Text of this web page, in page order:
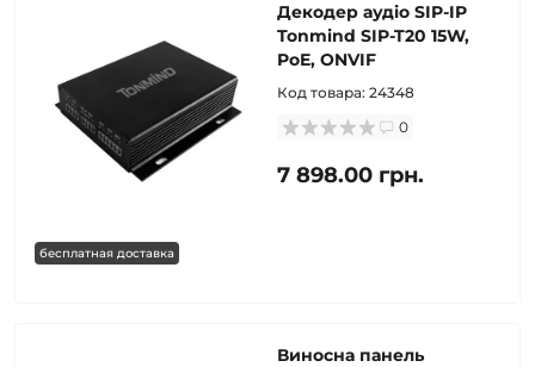
бесплатная доставка
Декодер аудіо SIP-IP
Tonmind SIP-T20 15W,
PoE, ONVIF
Код товара: 24348
0
7 898.00 грн.
Виносна панель